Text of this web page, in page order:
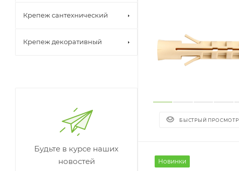
БЫСТРЫЙ ПРОСМОТР
Новинки
Крепеж сантехнический
Крепеж декоративный
Будьте в курсе наших
новостей